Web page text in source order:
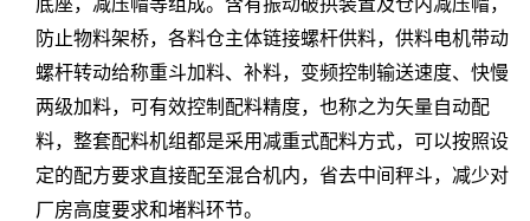
底座，减压帽等组成。含有振动破拱装置及仓内减压帽，
防止物料架桥，各料仓主体链接螺杆供料，供料电机带动
螺杆转动给称重斗加料、补料，变频控制输送速度、快慢
两级加料，可有效控制配料精度，也称之为矢量自动配
料，整套配料机组都是采用减重式配料方式，可以按照设
定的配方要求直接配至混合机内，省去中间秤斗，减少对
厂房高度要求和堵料环节。